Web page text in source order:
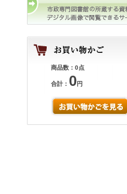
商品数：0点
合計： 0円